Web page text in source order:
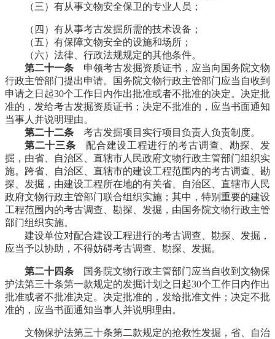
（三）有从事文物安全保卫的专业人员；
（四）有从事考古发掘所需的技术设备；
（五）有保障文物安全的设施和场所；
（六）法律、行政法规规定的其他条件。
第二十一条 申领考古发掘资质证书，应当向国务院文物
行政主管部门提出申请。国务院文物行政主管部门应当自收到
申请之日起30个工作日内作出批准或者不批准的决定。决定批
准的，发给考古发掘资质证书；决定不批准的，应当书面通知
当事人并说明理由。
第二十二条 考古发掘项目实行项目负责人负责制度。
第二十三条 配合建设工程进行的考古调查、勘探、发
掘，由省、自治区、直辖市人民政府文物行政主管部门组织实
施。跨省、自治区、直辖市的建设工程范围内的考古调查、勘
探、发掘，由建设工程所在地的有关省、自治区、直辖市人民
政府文物行政主管部门联合组织实施；其中，特别重要的建设
工程范围内的考古调查、勘探、发掘，由国务院文物行政主管
部门组织实施。
建设单位对配合建设工程进行的考古调查、勘探、发掘，
应当予以协助，不得妨碍考古调查、勘探、发掘。
第二十四条 国务院文物行政主管部门应当自收到文物保
护法第三十条第一款规定的发掘计划之日起30个工作日内作出
批准或者不批准决定。决定批准的，发给批准文件；决定不批
准的，应当书面通知当事人并说明理由。
文物保护法第三十条第二款规定的抢救性发掘，省、自治